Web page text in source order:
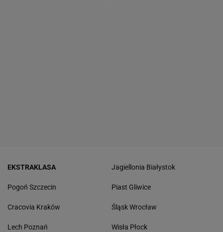
EKSTRAKLASA
Pogoń Szczecin
Cracovia Kraków
Lech Poznań
Jagiellonia Białystok
Piast Gliwice
Śląsk Wrocław
Wisła Płock